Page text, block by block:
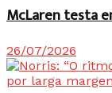
McLaren testa
26/07/2026